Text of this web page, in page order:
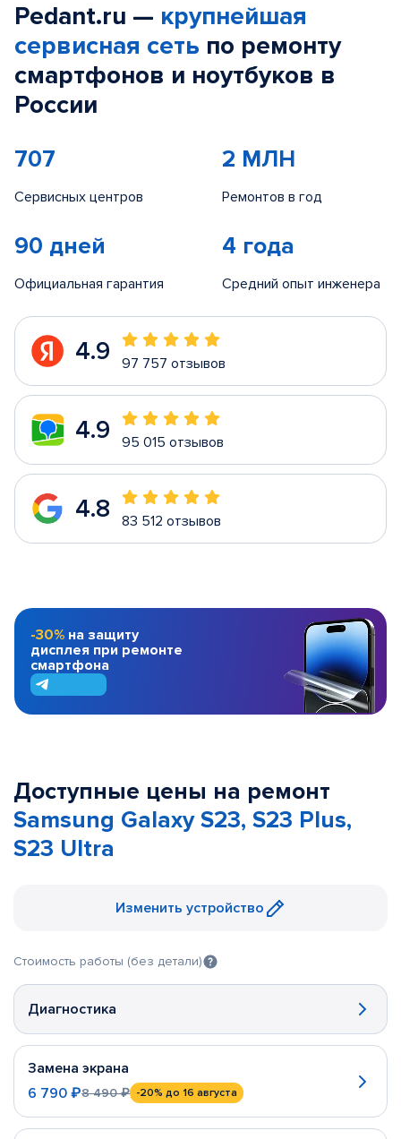
Pedant.ru — крупнейшая
сервисная сеть по ремонту
смартфонов и ноутбуков в
России
707
Сервисных центров
2 МЛН
Ремонтов в год
90 дней
Официальная гарантия
4 года
Средний опыт инженера
4.9 97 757 отзывов
4.9 95 015 отзывов
4.8 83 512 отзывов
-30% на защиту
дисплея при ремонте
смартфона
Доступные цены на ремонт
Samsung Galaxy S23, S23 Plus,
S23 Ultra
Изменить устройство
Стоимость работы (без детали)
Диагностика
Замена экрана
6 790 ₽8 490 ₽ -20% до 16 августа